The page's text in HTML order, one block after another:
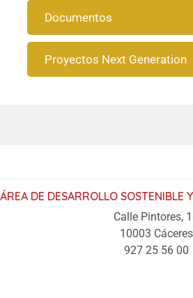
Documentos
Proyectos Next Generation
ÁREA DE DESARROLLO SOSTENIBLE
Calle Pintores,
10003 Cáceres
927 25 56 00